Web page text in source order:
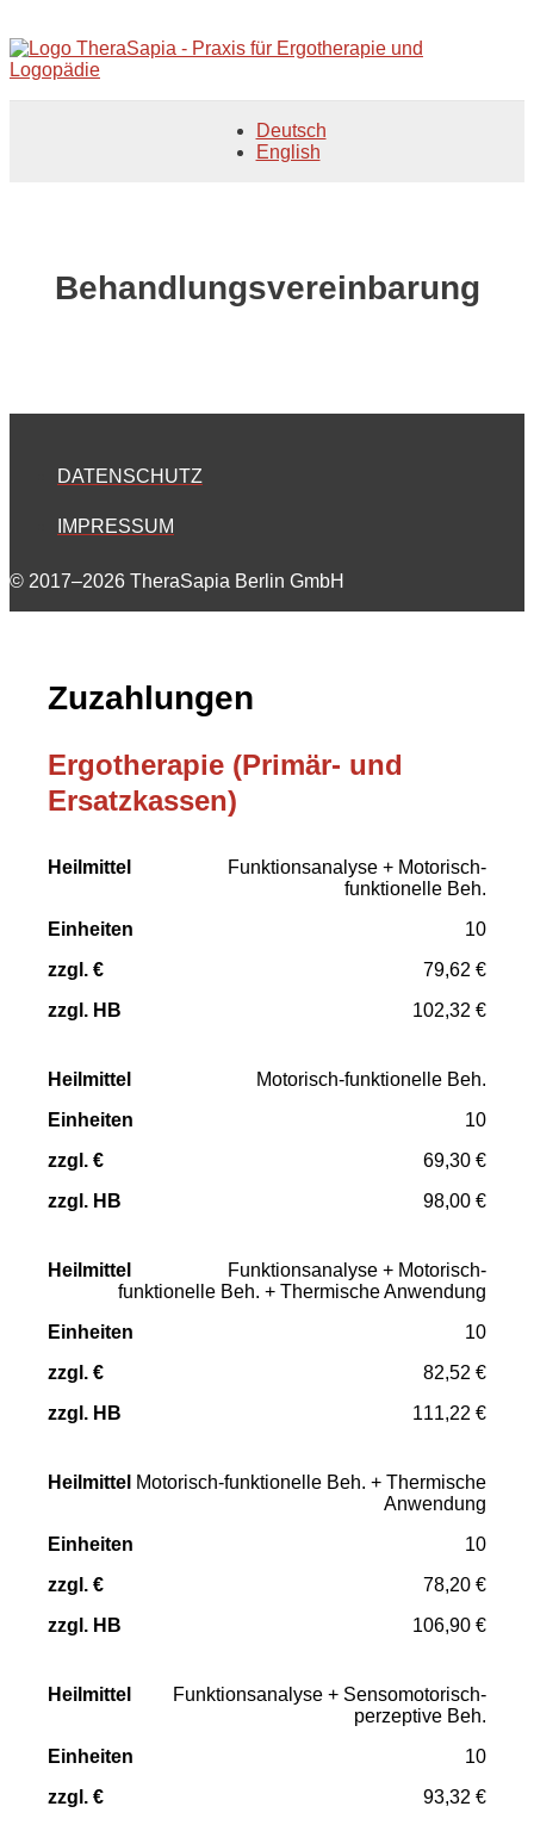
Deutsch
English
Behandlungsvereinbarung
© 2017–2026 TheraSapia Berlin GmbH
DATENSCHUTZ
IMPRESSUM
Zuzahlungen
Ergotherapie (Primär- und
Ersatzkassen)
HeilmittelEinheiten
zzgl.zzgl.
Funktionsanalyse + Motorisch-
funktionelle Beh.
10
79,62 €
102,32 €
Motorisch-funktionelle Beh.
10
69,30 €
98,00 €
Funktionsanalyse + Motorisch-
funktionelle Beh. + Thermische Anwendung
10
82,52 €
111,22 €
Motorisch-funktionelle Beh. + Thermische
Anwendung
10
78,20 €
106,90 €
Funktionsanalyse + Sensomotorisch-
perzeptive Beh.
10
93,32 €